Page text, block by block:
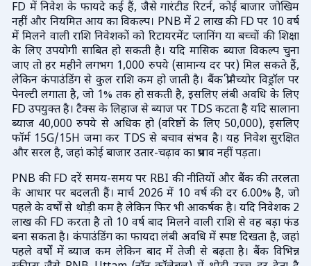
FD में निवेश के फायदे कई हैं, जैसे गारंटीड रिटर्न, कोई बाजार जोखिम
नहीं और नियमित आय का विकल्प। PNB में 2 लाख की FD पर 10 वर्ष
में मिलने वाली राशि निवेशकों को रिटायरमेंट प्लानिंग या बच्चों की शिक्षा
के लिए उपयोगी साबित हो सकती है। यदि मासिक ब्याज विकल्प चुना
जाए तो हर महीने लगभग 1,000 रुपये (सामान्य दर पर) मिल सकते हैं,
लेकिन कंपाउंडिंग से कुल राशि कम हो जाती है। बैंक प्रीमैच्योर विड्रॉल पर
पेनल्टी लगाता है, जो 1% तक हो सकती है, इसलिए लंबी अवधि के लिए
FD उपयुक्त है। टैक्स के लिहाज से ब्याज पर TDS कटता है यदि सालाना
ब्याज 40,000 रुपये से अधिक हो (वरिष्ठों के लिए 50,000), इसलिए
फॉर्म 15G/15H जमा कर TDS से बचाव संभव है। यह निवेश सुरक्षित
और सरल है, जहां कोई बाजार उतार-चढ़ाव का प्रभाव नहीं पड़ता।
PNB की FD दरें समय-समय पर RBI की नीतियों और बैंक की तरलता
के आधार पर बदलती हैं। मार्च 2026 में 10 वर्ष की दर 6.00% है, जो
पहले के वर्षों से थोड़ी कम है लेकिन फिर भी आकर्षक है। यदि निवेशक 2
लाख की FD करता है तो 10 वर्ष बाद मिलने वाली राशि से वह बड़ा फंड
बना सकता है। कंपाउंडिंग का फायदा लंबी अवधि में स्पष्ट दिखता है, जहां
पहले वर्षों में ब्याज कम लेकिन बाद में तेजी से बढ़ता है। बैंक विभिन्न